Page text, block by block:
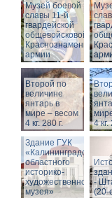
Музей боевой
славы 11-й
гвардейской
общевойсковой
Краснознаменной
армии
Второй по
величине
янтарь в
мире – весом
4 кг. 280 г.
4 кг.
Здание ГУК
«Калининградского
областного
историко-
художественного
музея»
-
(20-